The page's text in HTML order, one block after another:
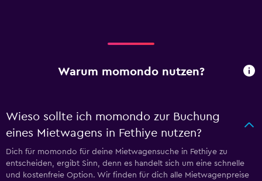
Warum momondo nutzen?
Wieso sollte ich momondo zur Buchung
eines Mietwagens in Fethiye nutzen?
Dich für momondo für deine Mietwagensuche in Fethiye zu
entscheiden, ergibt Sinn, denn es handelt sich um eine schnelle
und kostenfreie Option. Wir finden für dich alle Mietwagenpreise